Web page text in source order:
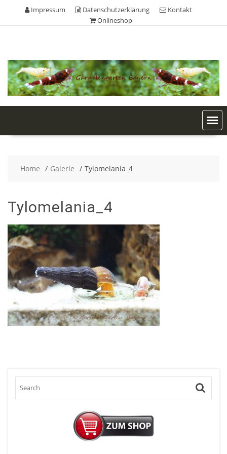
content
Impressum Datenschutzerklärung
Kontakt
Onlineshop
Home Galerie Tylomelania_4
Tylomelania_4